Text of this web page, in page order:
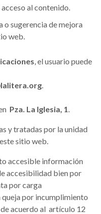
al contenido.
o sugerencia de mejora
web.
, el usuario puede
.
Pza. La Iglesia, 1.
y tratadas por la unidad
sitio web.
accesible información
accesibilidad bien por
por carga
por incumplimiento
acuerdo al artículo 12